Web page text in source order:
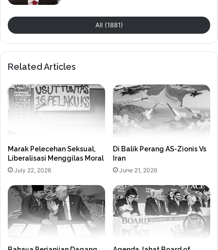
All (1881)
Related Articles
Marak Pelecehan Seksual,
Liberalisasi Menggilas Moral
July 22, 2026
Di Balik Perang AS-Zionis Vs
Iran
June 21, 2026